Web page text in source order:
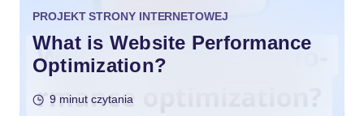
PROJEKT STRONY INTERNETOWEJ
What is Website Performance
Optimization?
9 minut czytania